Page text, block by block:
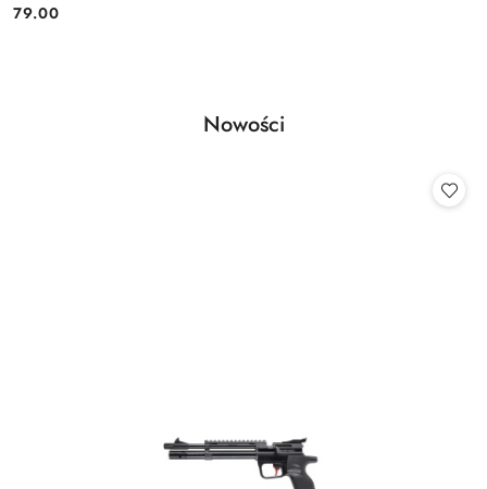
Cena:
79.00
Pomiń karuzelę produktów
Produkty
Nowości